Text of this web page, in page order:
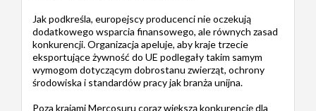
Jak podkreśla, europejscy producenci nie oczekują
dodatkowego wsparcia finansowego, ale równych zasad
konkurencji. Organizacja apeluje, aby kraje trzecie
eksportujące żywność do UE podlegały takim samym
wymogom dotyczącym dobrostanu zwierząt, ochrony
środowiska i standardów pracy jak branża unijna.
Poza krajami Mercosuru coraz większą konkurencję dla